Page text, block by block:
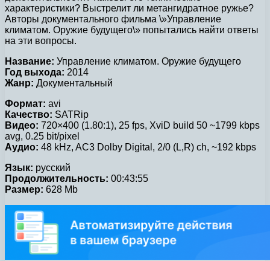
характеристики? Выстрелит ли метангидратное ружье?
Авторы документального фильма \»Управление
климатом. Оружие будущего\» попытались найти ответы
на эти вопросы.
Название: Управление климатом. Оружие будущего
Год выхода: 2014
Жанр: Документальный
Формат: avi
Качество: SATRip
Видео: 720×400 (1.80:1), 25 fps, XviD build 50 ~1799 kbps
avg, 0.25 bit/pixel
Аудио: 48 kHz, AC3 Dolby Digital, 2/0 (L,R) ch, ~192 kbps
Язык: русский
Продолжительность: 00:43:55
Размер: 628 Mb